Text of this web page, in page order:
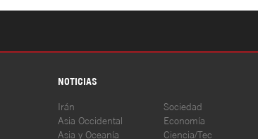
NOTICIAS
Irán
Asia Occidental
Asia y Oceanía
Sociedad
Economía
Ciencia/Tec